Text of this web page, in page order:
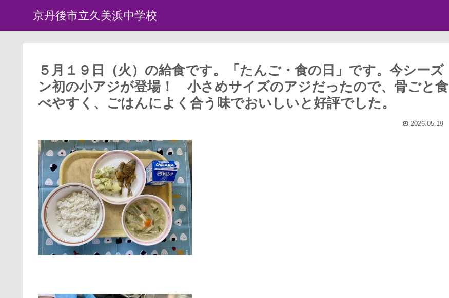
京丹後市立久美浜中学校
５月１９日（火）の給食です。「たんご・食の日」です。今シーズ
ン初の小アジが登場！ 小さめサイズのアジだったので、骨ごと食
べやすく、ごはんによく合う味でおいしいと好評でした。
2026.05.19